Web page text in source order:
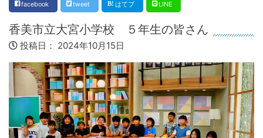
facebook tweet はてブ LINE
香美市立大宮小学校 ５年生の皆さん
投稿日： 2024年10月15日